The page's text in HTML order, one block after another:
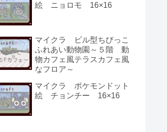
絵 ニョロモ 16×16
マイクラ ビル型ちびっこ
ふれあい動物園～５階 動
物カフェ風テラスカフェ風
なフロア～
マイクラ ポケモンドット
絵 チョンチー 16×16